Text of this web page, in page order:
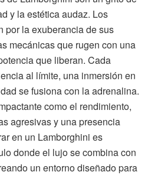
y la estética audaz. Los
por la exuberancia de sus
mecánicas que rugen con una
que liberan. Cada
al límite, una inmersión en
se fusiona con la adrenalina.
como el rendimiento,
agresivas y una presencia
en un Lamborghini es
donde el lujo se combina con
un entorno diseñado para